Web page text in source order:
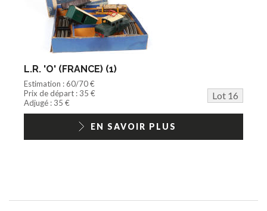
L.R. 'O' (FRANCE) (1)
Estimation : 60/70 €
Prix de départ : 35 €
Lot 16
Adjugé : 35 €
EN SAVOIR PLUS